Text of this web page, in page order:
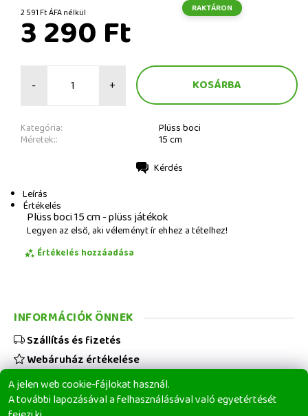
2 591 Ft ÁFA nélkül RAKTÁRON
3 290 Ft
- +
Kategória: Plüss boci
Méretek:: 15 cm
Kérdés
Leírás
Értékelés
Plüss boci 15 cm - plüss játékok
Legyen az első, aki véleményt ír ehhez a tételhez!
Értékelés hozzáadása
A jelen web cookie-fájlokat használ.
A további lapozásával a felhasználásával való egyetértését
INFORMÁCIÓK ÖNNEK
Szállítás és fizetés
Webáruház értékelése
Viszonteladóknak
Üzleti feltételek